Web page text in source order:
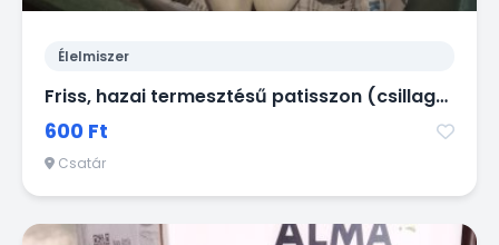
Élelmiszer
Friss, hazai termesztésű patisszon (csillagtök) eladó
600 Ft
Csatár